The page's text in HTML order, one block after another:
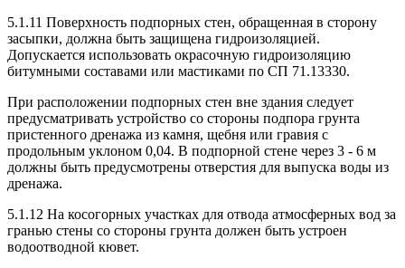
5.1.11 Поверхность подпорных стен, обращенная в сторону
засыпки, должна быть защищена гидроизоляцией.
Допускается использовать окрасочную гидроизоляцию
битумными составами или мастиками по СП 71.13330.
При расположении подпорных стен вне здания следует
предусматривать устройство со стороны подпора грунта
пристенного дренажа из камня, щебня или гравия с
продольным уклоном 0,04. В подпорной стене через 3 - 6 м
должны быть предусмотрены отверстия для выпуска воды из
дренажа.
5.1.12 На косогорных участках для отвода атмосферных вод за
гранью стены со стороны грунта должен быть устроен
водоотводной кювет.